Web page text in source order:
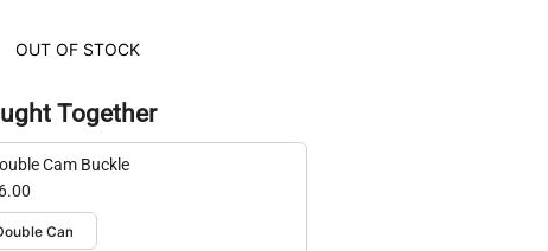
OUT OF STOCK
Together
Cam Buckle